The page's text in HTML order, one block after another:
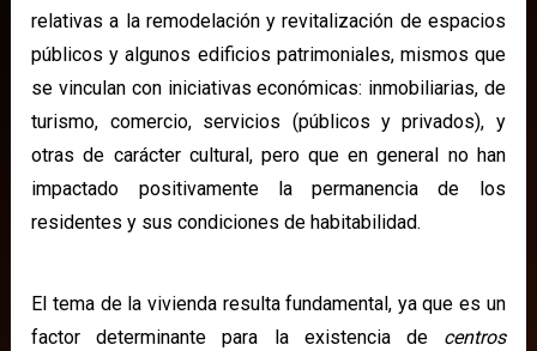
relativas a la remodelación y revitalización de espacios
públicos y algunos edificios patrimoniales, mismos que
se vinculan con iniciativas económicas: inmobiliarias, de
turismo, comercio, servicios (públicos y privados), y
otras de carácter cultural, pero que en general no han
impactado positivamente la permanencia de los
residentes y sus condiciones de habitabilidad.
El tema de la vivienda resulta fundamental, ya que es un
factor determinante para la existencia de centros